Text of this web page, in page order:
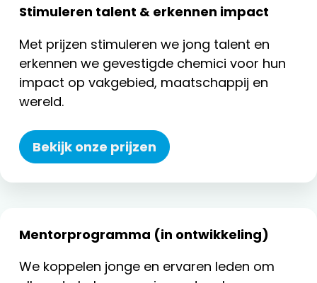
Stimuleren talent & erkennen impact
Met prijzen stimuleren we jong talent en
erkennen we gevestigde chemici voor hun
impact op vakgebied, maatschappij en
wereld.
Bekijk onze prijzen
Mentorprogramma (in ontwikkeling)
We koppelen jonge en ervaren leden om